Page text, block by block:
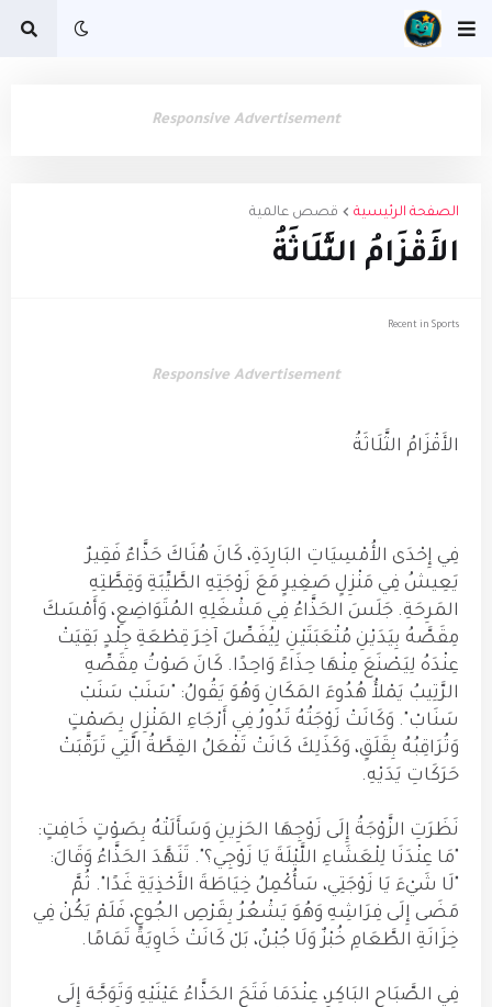
Responsive Advertisement
الصفحة الرئيسية قصص عالمية
الأَقْزَامُ الثَّلَاثَةُ
Recent in Sports
Responsive Advertisement
الأَقْزَامُ الثَّلَاثَةُ
فِي إِحْدَى الأُمْسِيَاتِ البَارِدَةِ، كَانَ هُنَاكَ حَذَّاءٌ فَقِيرٌ
يَعِيشُ فِي مَنْزِلٍ صَغِيرٍ مَعَ زَوْجَتِهِ الطَّيِّبَةِ وَقِطَّتِهِ
المَرِحَةِ. جَلَسَ الحَذَّاءُ فِي مَشْغَلِهِ المُتَوَاضِعِ، وَأَمْسَكَ
مِقَصَّهُ بِيَدَيْنِ مُتْعَبَتَيْنِ لِيُفَصِّلَ آخِرَ قِطْعَةِ جِلْدٍ بَقِيَتْ
عِنْدَهُ لِيَصْنَعَ مِنْهَا حِذَاءً وَاحِدًا. كَانَ صَوْتُ مِقَصِّهِ
الرَّتِيبُ يَمْلأُ هُدُوءَ المَكَانِ وَهُوَ يَقُولُ: "سَنَبْ سَنَبْ
سَنَابْ". وَكَانَتْ زَوْجَتُهُ تَدُورُ فِي أَرْجَاءِ المَنْزِلِ بِصَمْتٍ
وَتُرَاقِبُهُ بِقَلَقٍ، وَكَذَلِكَ كَانَتْ تَفْعَلُ القِطَّةُ الَّتِي تَرَقَّبَتْ
حَرَكَاتِ يَدَيْهِ.
نَظَرَتِ الزَّوْجَةُ إِلَى زَوْجِهَا الحَزِينِ وَسَأَلَتْهُ بِصَوْتٍ خَافِتٍ:
"مَا عِنْدَنَا لِلْعَشَاءِ اللَّيْلَةَ يَا زَوْجِي؟". تَنَهَّدَ الحَذَّاءُ وَقَالَ:
"لَا شَيْءَ يَا زَوْجَتِي، سَأُكْمِلُ خِيَاطَةَ الأَحْذِيَةِ غَدًا". ثُمَّ
مَضَى إِلَى فِرَاشِهِ وَهُوَ يَشْعُرُ بِقَرْصِ الجُوعِ، فَلَمْ يَكُنْ فِي
خِزَانَةِ الطَّعَامِ خُبْزٌ وَلَا جُبْنٌ، بَلْ كَانَتْ خَاوِيَةً تَمَامًا.
فِي الصَّبَاحِ البَاكِرِ، عِنْدَمَا فَتَحَ الحَذَّاءُ عَيْنَيْهِ وَتَوَجَّهَ إِلَى